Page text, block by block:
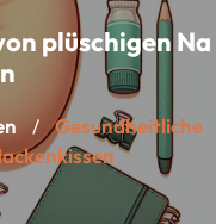
plüschigen Na
/
Gesundheitliche